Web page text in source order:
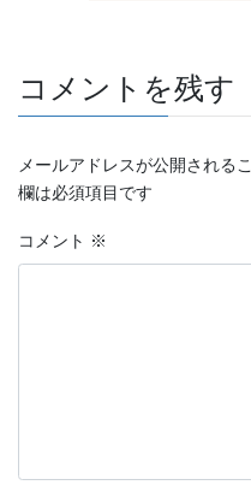
コメントを残す
メールアドレスが公開される
欄は必須項目です
コメント ※